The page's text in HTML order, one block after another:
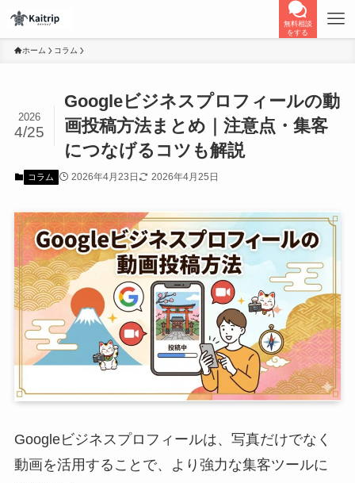
無料相談
をする
ホーム コラム
Googleビジネスプロフィールの動
画投稿方法まとめ｜注意点・集客
につなげるコツも解説
2026
4/25
コラム 2026年4月23日 2026年4月25日
Googleビジネスプロフィールは、写真だけでなく
動画を活用することで、より強力な集客ツールに